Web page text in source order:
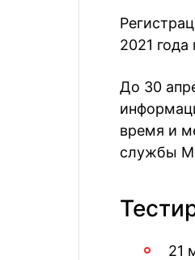
2021 года
До 30
время и
службы
21